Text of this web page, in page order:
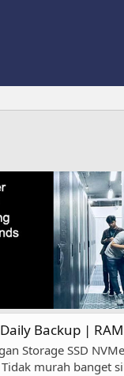
Backup |
Storage SSD
murah banget